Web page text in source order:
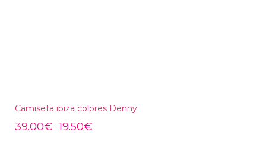
Camiseta ibiza colores Denny
39.00€ 19.50€